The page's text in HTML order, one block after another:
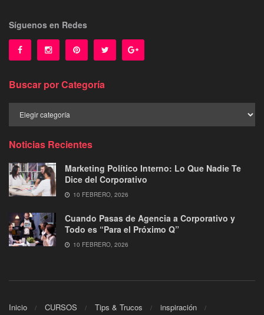
Síguenos en Redes
Buscar por Categoría
por
Noticias Recientes
Marketing Político Interno: Lo Que Nadie Te
Dice del Corporativo
10 FEBRERO, 2026
Cuando Pasas de Agencia a Corporativo y
Todo es “Para el Próximo Q”
10 FEBRERO, 2026
Inicio CURSOS Tips & Trucos
inspiración